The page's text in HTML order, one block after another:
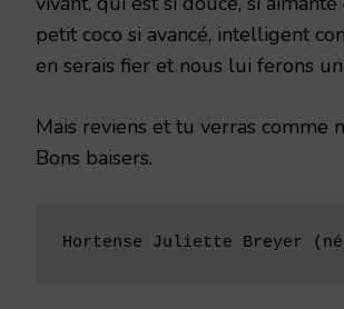
petit coco si avancé, intelligent
en serais fier et nous lui ferons
Mais reviens et tu verras comme
Bons baisers.
Hortense Juliette Breyer